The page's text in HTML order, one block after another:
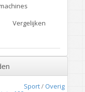
Vergelijken
Sport/ Overig